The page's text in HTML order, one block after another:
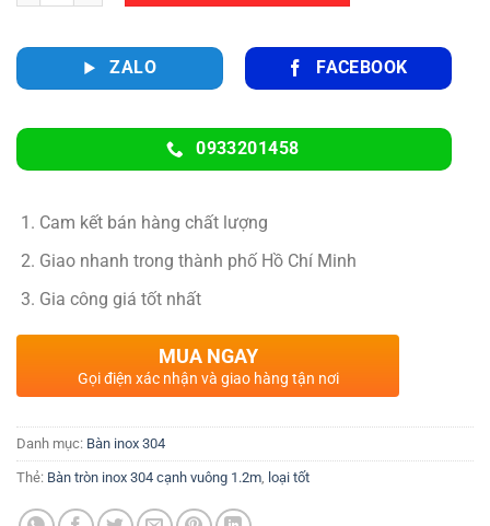
ZALO FACEBOOK
0933201458
Cam kết bán hàng chất lượng
Giao nhanh trong thành phố Hồ Chí Minh
Gia công giá tốt nhất
MUA NGAY
Gọi điện xác nhận và giao hàng tận nơi
Danh mục: Bàn inox 304
Thẻ: Bàn tròn inox 304 cạnh vuông 1.2m, loại tốt